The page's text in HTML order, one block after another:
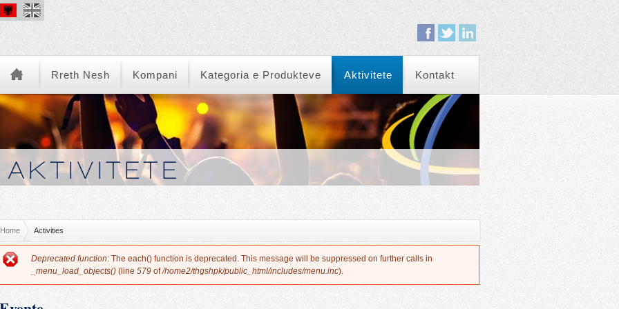
Rreth Nesh Kompani Kategoria e Produkteve Aktivitete Kontakt
You are here
Home Activities
Error message
Deprecated function: The each() function is deprecated. This message will be suppressed on further calls in
_menu_load_objects() (line 579 of/home2/thgshpk/public_html/includes/menu.inc).